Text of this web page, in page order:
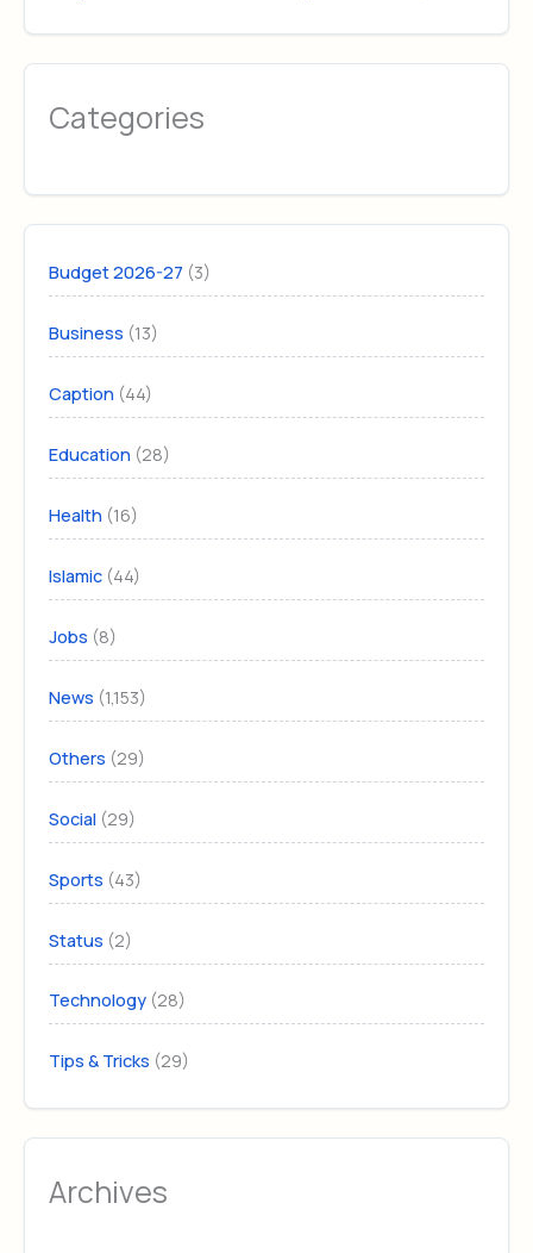
Categories
Budget 2026-27 (3)
Business (13)
Caption (44)
Education (28)
Health (16)
Islamic (44)
Jobs (8)
News (1,153)
Others (29)
Social (29)
Sports (43)
Status (2)
Technology (28)
Tips & Tricks (29)
Archives